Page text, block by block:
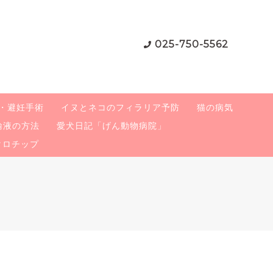
025-750-5562
避妊手術 イヌとネコのフィラリア予防
猫の病気
液の方法
愛犬日記「げん動物病院」
ロチップ